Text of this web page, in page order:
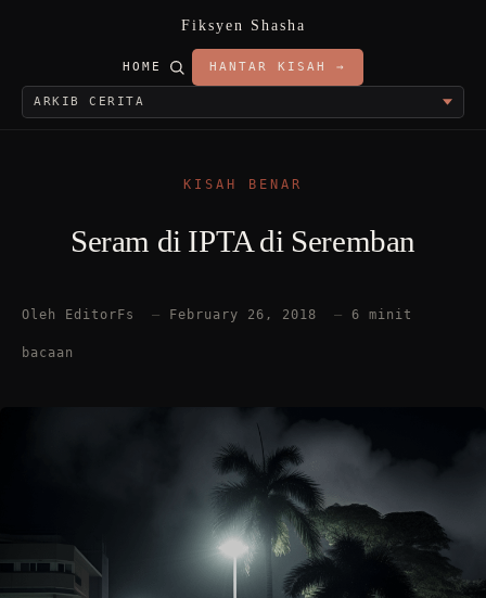
Fiksyen Shasha
HOME HANTAR KISAH →
KISAH BENAR
Seram di IPTA di Seremban
Oleh EditorFs — February 26, 2018 — 6 minit
bacaan